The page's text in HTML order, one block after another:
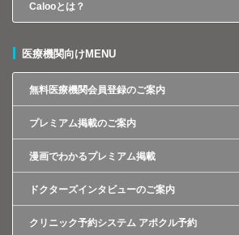
Calooとは？
医療機関向けMENU
無料医療機関会員登録のご案内
プレミアム掲載のご案内
漫画でわかるプレミアム掲載
ドクターズインタビューのご案内
クリニック予約システム アポクル予約